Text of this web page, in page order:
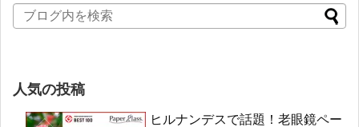
人気の投稿
ヒルナンデスで話題！老眼鏡ペー